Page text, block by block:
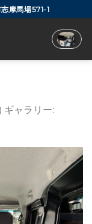
摩馬場571-1
) ギャラリー: